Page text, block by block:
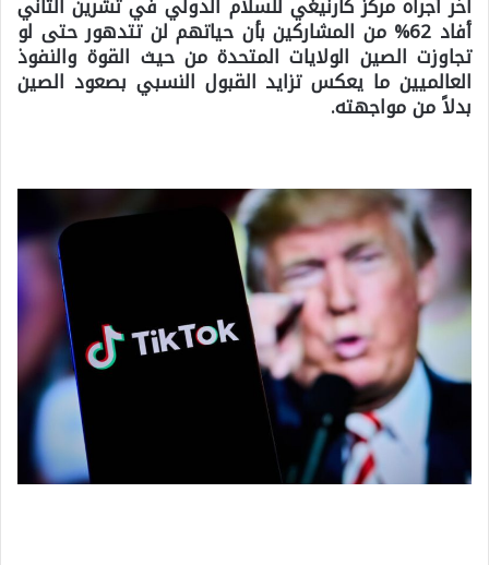
أفاد 62% من المشاركين بأن حياتهم لن تتدهور حتى لو
تجاوزت الصين الولايات المتحدة من حيث القوة والنفوذ
العالميين ما يعكس تزايد القبول النسبي بصعود الصين
بدلاً من مواجهته.